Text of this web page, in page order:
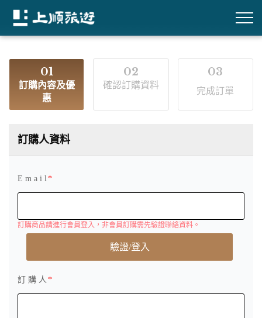
01
訂購內容及優
惠
02
確認訂購資料
03
完成訂單
訂購人資料
E m a i l
訂購商品請進行會員登入，非會員訂購需先驗證聯絡資料。
驗證/登入
訂 購 人